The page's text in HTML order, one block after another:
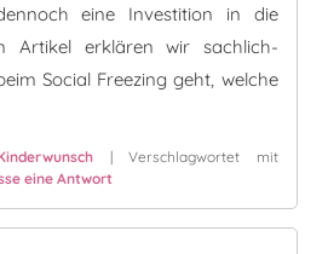
eine Investition in die
Artikel erklären wir sachlich-
Social Freezing geht, welche
auf Eis gelegt
|Verschlagwortet mit
eine Antwort